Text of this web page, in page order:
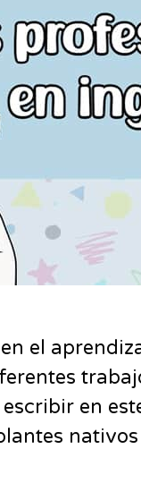
el
en